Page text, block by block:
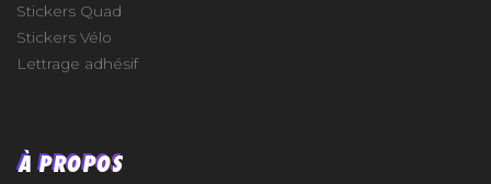
Stickers Quad
Stickers Vélo
Lettrage adhésif
À PROPOS